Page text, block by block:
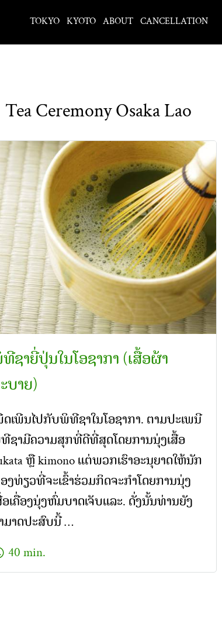
TOKYO KYOTO ABOUT CANCELLATION
Tea Ceremony Osaka Lao
ຊາຍີ່ປຸ່ນໃນໂອຊາກາ (ເສື້ອຜ້າ
ບາຍ)
ດເພີນໄປກັບພິທີຊາໃນໂອຊາກາ. ຕາມປະເພນີ
ຊາມີຄວາມສຸກທີ່ດີທີ່ສຸດໂດຍການນຸ່ງເສື້ອ
ຫຼື kimono ແຕ່ພວກເຮົາອະນຸຍາດໃຫ້ນັກ
ງທ່ຽວທີ່ຈະເຂົ້າຮ່ວມກິດຈະກໍາໂດຍການນຸ່ງ
ອເຄື່ອງນຸ່ງຫົ່ມບາດເຈັບແລະ. ດັ່ງນັ້ນທ່ານຍັງ
ມາດປະສົບນີ້ …
40 min.